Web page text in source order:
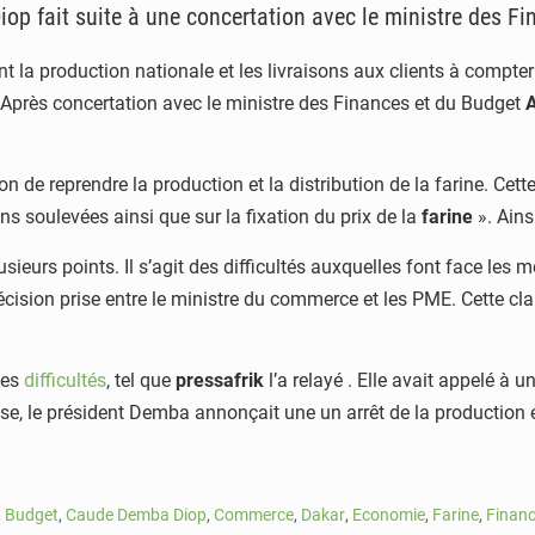
fait suite à une concertation avec le ministre des
la production nationale et les livraisons aux clients à
concertation avec le ministre des Finances et du Budget
de reprendre la production et la distribution de la farine.
soulevées ainsi que sur la fixation du prix de la farine ».
points. Il s’agit des difficultés auxquelles font face les
prise entre le ministre du commerce et les PME. Cette
difficultés, tel que pressafrik l’a relayé . Elle avait appelé à
le président Demba annonçait une un arrêt de la
Budget, Caude Demba Diop, Commerce, Dakar, Economie, Farine,